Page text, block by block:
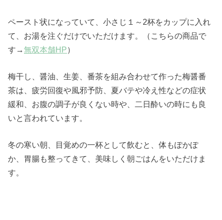
ペースト状になっていて、小さじ１～2杯をカップに入れ
て、お湯を注ぐだけでいただけます。（こちらの商品で
す→無双本舗HP）
梅干し、醤油、生姜、番茶を組み合わせて作った梅醤番
茶は、疲労回復や風邪予防、夏バテや冷え性などの症状
緩和、お腹の調子が良くない時や、二日酔いの時にも良
いと言われています。
冬の寒い朝、目覚めの一杯として飲むと、体もぽかぽ
か、胃腸も整ってきて、美味しく朝ごはんをいただけま
す。